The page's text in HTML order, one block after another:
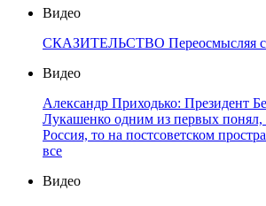
Видео
СКАЗИТЕЛЬСТВО Переосмысляя
Видео
Александр Приходько: Президент
Лукашенко одним из первых понял,
Россия, то на постсоветском
все
Видео